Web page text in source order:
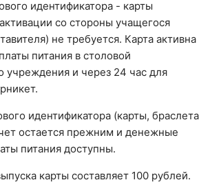
идентификатора - карты
со стороны учащегося
не требуется. Карта активна
питания в столовой
учреждения и через 24 час для
идентификатора (карты, браслета
остается прежним и денежные
питания доступны.
карты составляет 100 рублей.